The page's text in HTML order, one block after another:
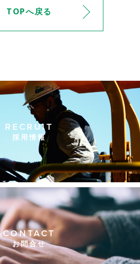
TOPへ戻る
RECRUIT
採用情報
CONTACT
お問合せ